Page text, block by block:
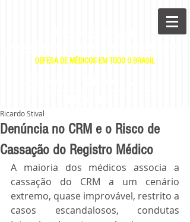
DEFESA DE MÉDICOS EM TODO O BRASIL
Denúncia no CRM e o Risco de
Cassação do Registro Médico
Ricardo Stival
A maioria dos médicos associa a
cassação do CRM a um cenário
extremo, quase improvável, restrito a
casos escandalosos, condutas